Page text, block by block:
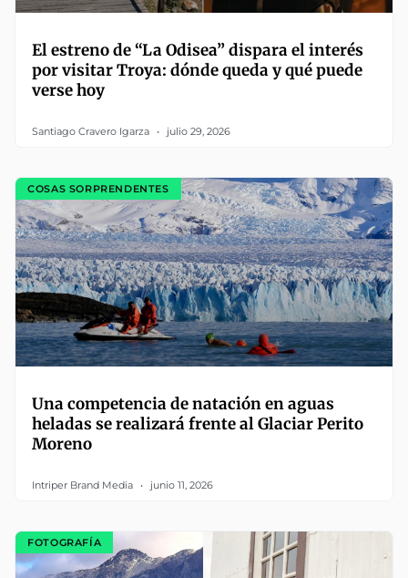
El estreno de “La Odisea” dispara el interés
por visitar Troya: dónde queda y qué puede
verse hoy
Santiago Cravero Igarza julio 29, 2026
COSAS SORPRENDENTES
Una competencia de natación en aguas
heladas se realizará frente al Glaciar Perito
Moreno
Intriper Brand Media junio 11, 2026
FOTOGRAFÍA